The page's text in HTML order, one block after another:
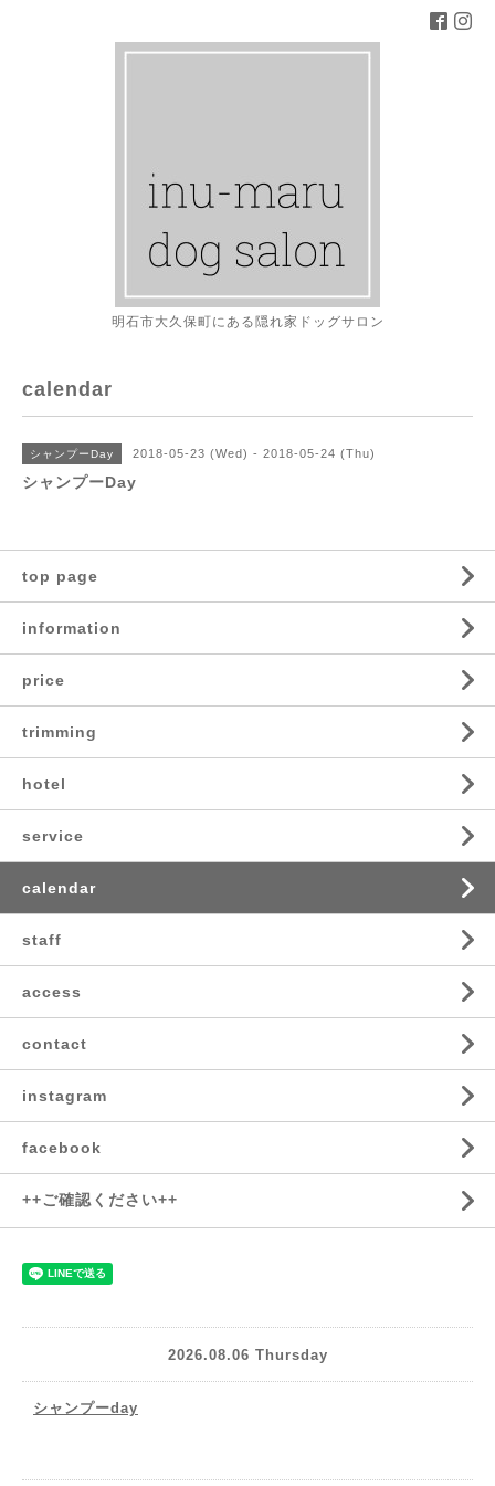
明石市大久保町にある隠れ家ドッグサロン
calendar
シャンプーDay 2018-05-23 (Wed) - 2018-05-24 (Thu)
シャンプーDay
top page
information
price
trimming
hotel
service
calendar
staff
access
contact
instagram
facebook
++ご確認ください++
2026.08.06 Thursday
シャンプーday